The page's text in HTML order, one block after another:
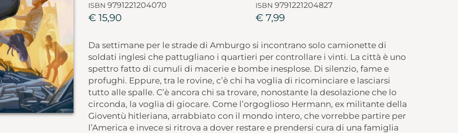
ISBN 9791221204070
€ 15,90
ISBN 9791221204827
€ 7,99
Da settimane per le strade di Amburgo si incontrano solo camionette di
soldati inglesi che pattugliano i quartieri per controllare i vinti. La città è uno
spettro fatto di cumuli di macerie e bombe inesplose. Di silenzio, fame e
profughi. Eppure, tra le rovine, c’è chi ha voglia di ricominciare e lasciarsi
tutto alle spalle. C’è ancora chi sa trovare, nonostante la desolazione che lo
circonda, la voglia di giocare. Come l’orgoglioso Hermann, ex militante della
Gioventù hitleriana, arrabbiato con il mondo intero, che vorrebbe partire per
l’America e invece si ritrova a dover restare e prendersi cura di una famiglia